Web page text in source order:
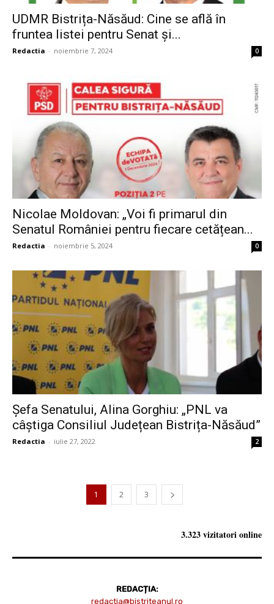
UDMR Bistrița-Năsăud: Cine se află în
fruntea listei pentru Senat și...
Redactia - noiembrie 7, 2024 0
Nicolae Moldovan: „Voi fi primarul din
Senatul României pentru fiecare cetățean...
Redactia - noiembrie 5, 2024 0
Șefa Senatului, Alina Gorghiu: „PNL va
câștiga Consiliul Județean Bistrița-Năsăud”
Redactia - iulie 27, 2022 2
1 2 3
3.323 vizitatori online
REDACȚIA:
redactia@bistriteanul.ro